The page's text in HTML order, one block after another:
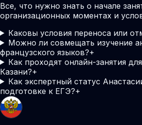
Все, что нужно знать о начале
организационных моментах и
Каковы условия переноса или
Можно ли совмещать изучение
французского языков?+
Как проходят онлайн-занятия
Казани?+
Как экспертный статус
подготовке к ЕГЭ?+